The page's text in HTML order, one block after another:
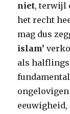
niet, terwijl
het recht
mag dus
islam’
als
eeuwigheid,